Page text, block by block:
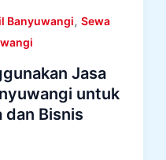
Banyuwangi, Sewa
Jasa
untuk
dan Bisnis